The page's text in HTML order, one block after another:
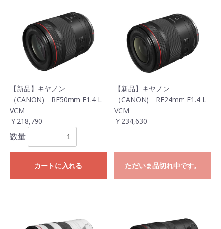
【新品】キヤノン
（CANON) RF50mm F1.4 L
VCM
￥218,790
数量
カートに入れる
【新品】キヤノン
（CANON) RF24mm F1.4 L
VCM
￥234,630
ただいま品切れ中です。
お買い物を続ける カートへ進む